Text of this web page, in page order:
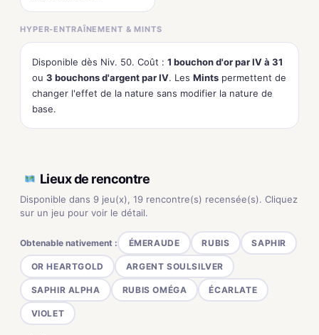
HYPER-ENTRAÎNEMENT & MINTS
Disponible dès Niv. 50. Coût : 1 bouchon d'or par IV à 31
ou 3 bouchons d'argent par IV. Les Mints permettent de
changer l'effet de la nature sans modifier la nature de
base.
Lieux de rencontre
Disponible dans 9 jeu(x), 19 rencontre(s) recensée(s). Cliquez
sur un jeu pour voir le détail.
Obtenable nativement : ÉMERAUDE RUBIS SAPHIR
OR HEARTGOLD ARGENT SOULSILVER
SAPHIR ALPHA RUBIS OMÉGA ÉCARLATE
VIOLET